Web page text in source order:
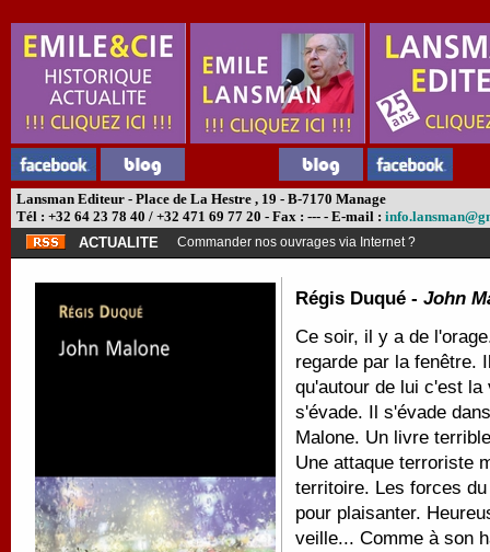
Lansman Editeur - Place de La Hestre , 19 - B-7170 Manage
Tél : +32 64 23 78 40 / +32 471 69 77 20 - Fax : --- - E-mail :
ACTUALITE
Commander nos ouvrages via Internet ?
Régis Duqué - John
Ce soir, il y a de
regarde par la fenêtre.
qu'autour de lui c'est
s'évade. Il s'évade
Malone. Un livre
Une attaque terroriste
territoire. Les forces
pour plaisanter.
veille... Comme à son